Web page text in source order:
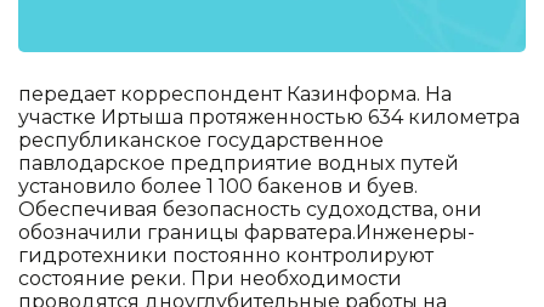
передает корреспондент Казинформа. На
участке Иртыша протяженностью 634 километра
республиканское государственное
павлодарское предприятие водных путей
установило более 1 100 бакенов и буев.
Обеспечивая безопасность судоходства, они
обозначили границы фарватера.Инженеры-
гидротехники постоянно контролируют
состояние реки. При необходимости
проводятся дноуглубительные работы на